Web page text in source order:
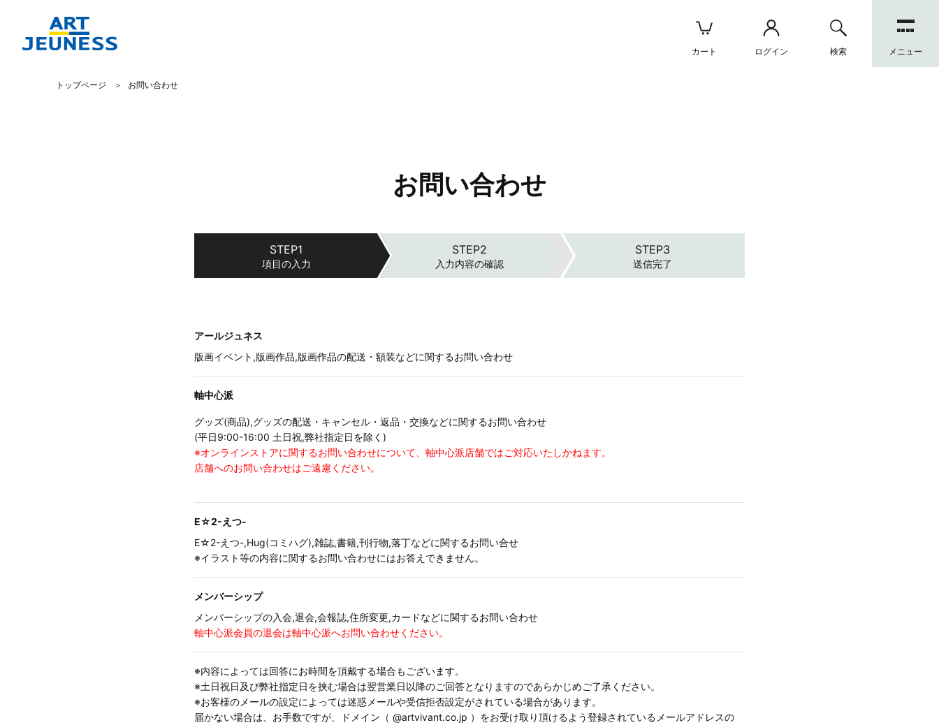
カート ログイン 検索 メニュー
トップページ お問い合わせ
お問い合わせ
項目の入力 入力内容の確認 送信完了
アールジュネス
版画イベント,版画作品,版画作品の配送・額装などに関するお問い合わせ
軸中心派
グッズ(商品),グッズの配送・キャンセル・返品・交換などに関するお問い合わせ
(平日9:00-16:00 土日祝,弊社指定日を除く)
※オンラインストアに関するお問い合わせについて、軸中心派店舗ではご対応いたしかねます。
店舗へのお問い合わせはご遠慮ください。
E☆2-えつ-
E☆2-えつ-,Hug(コミハグ),雑誌,書籍,刊行物,落丁などに関するお問い合せ
※イラスト等の内容に関するお問い合わせにはお答えできません。
メンバーシップ
メンバーシップの入会,退会,会報誌,住所変更,カードなどに関するお問い合わせ
軸中心派会員の退会は軸中心派へお問い合わせください。
※内容によっては回答にお時間を頂戴する場合もございます。
※土日祝日及び弊社指定日を挟む場合は翌営業日以降のご回答となりますのであらかじめご了承ください。
※お客様のメールの設定によっては迷惑メールや受信拒否設定がされている場合があります。
届かない場合は、お手数ですが、ドメイン（ @artvivant.co.jp ）をお受け取り頂けるよう登録されているメールアドレスの